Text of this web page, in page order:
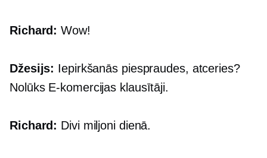
Richard: Wow!
Džesijs: Iepirkšanās piespraudes, atceries?
Nolūks E-komercijas klausītāji.
Richard: Divi miljoni dienā.